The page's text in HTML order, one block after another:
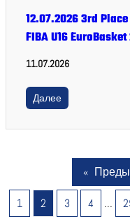
12.07.2026 3rd
FIBA U16
11.07.2026
Далее
«
1 2 3 4 …